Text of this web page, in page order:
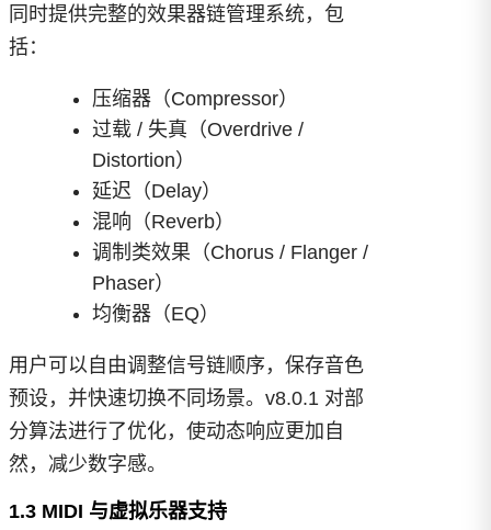
同时提供完整的效果器链管理系统，包
括：
压缩器（Compressor）
过载 / 失真（Overdrive /
Distortion）
延迟（Delay）
混响（Reverb）
调制类效果（Chorus / Flanger /
Phaser）
均衡器（EQ）
用户可以自由调整信号链顺序，保存音色
预设，并快速切换不同场景。v8.0.1 对部
分算法进行了优化，使动态响应更加自
然，减少数字感。
1.3 MIDI 与虚拟乐器支持